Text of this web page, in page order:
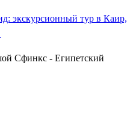
экскурсионный тур в Каир,
Сфинкс - Египетский